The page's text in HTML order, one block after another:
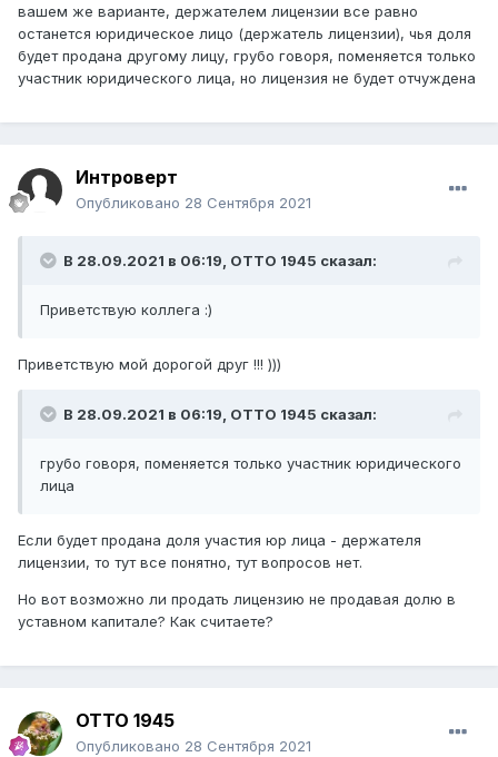
вашем же варианте, держателем лицензии все равно
останется юридическое лицо (держатель лицензии), чья доля
будет продана другому лицу, грубо говоря, поменяется только
участник юридического лица, но лицензия не будет отчуждена
Интроверт
Опубликовано 28 Сентября 2021
В 28.09.2021 в 06:19, ОТТО 1945 сказал:
Приветствую коллега :)
Приветствую мой дорогой друг !!! )))
В 28.09.2021 в 06:19, ОТТО 1945 сказал:
грубо говоря, поменяется только участник юридического
лица
Если будет продана доля участия юр лица - держателя
лицензии, то тут все понятно, тут вопросов нет.
Но вот возможно ли продать лицензию не продавая долю в
уставном капитале? Как считаете?
ОТТО 1945
Опубликовано 28 Сентября 2021